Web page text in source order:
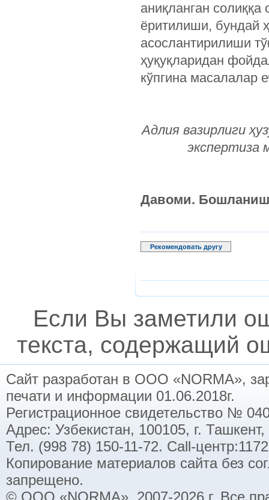
аниқланган солиққа
ёритилиши, бундай
асослантирилиши
ҳуқуқларидан
кўпгина масалалар
Адлия вазирлиги
экспертиза
Давоми.
Рекомендовать другу
Если Вы заметили
текста, содержащий
Сайт разработан в ООО «NORMA»,
печати и информации 01.06.2018г.
Регистрационное свидетельство №
Адрес: Узбекистан, 100105, г.
Тел. (998 78) 150-11-72. Call-
Копирование материалов сайта без
запрещено.
© ООО «NORMA», 2007-2026 г. Все